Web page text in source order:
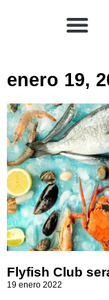
enero 19,
Flyfish Club
19 enero 2022